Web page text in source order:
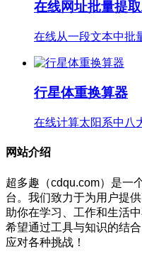
在线网址批量提
在线从一段文本中批
行星体重换算器
在线计算太阳系中八
网站介绍
超多趣（cdqu.com）是一
台。我们致力于为用户提
助你在学习、工作和生活
希望通过工具与知识的结
应对各种挑战！